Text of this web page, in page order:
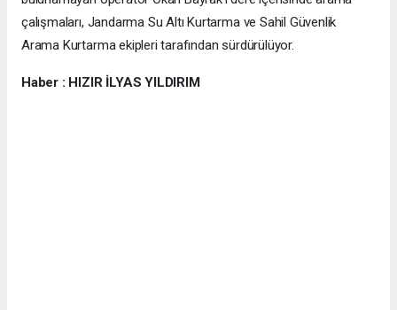
çalışmaları, Jandarma Su Altı Kurtarma ve Sahil Güvenlik
Arama Kurtarma ekipleri tarafından sürdürülüyor.
Haber : HIZIR İLYAS YILDIRIM